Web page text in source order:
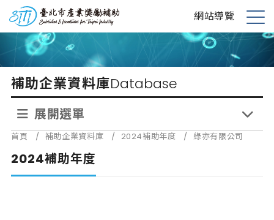
到
內
台北市產業獎勵補助 網站導覽
展
單
補助企業資料庫Database
展開選單
首頁 / 補助企業資料庫 / 2024補助年度 / 綠亦有限公司
2024補助年度